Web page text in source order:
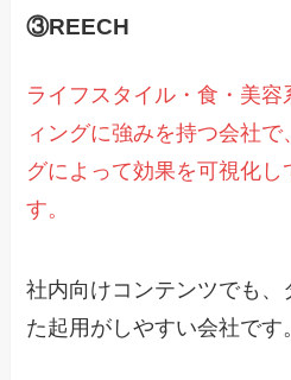
③REECH
ライフスタイル・食・美容
ィングに強みを持つ会社
グによって効果を可視化
す。
社内向けコンテンツでも
た起用がしやすい会社です